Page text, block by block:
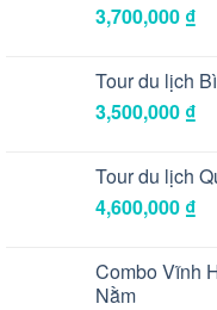
3,700,000 ₫
Tour du lịch
3,500,000 ₫
Tour du lịch
4,600,000 ₫
Combo Vĩnh
Nằm